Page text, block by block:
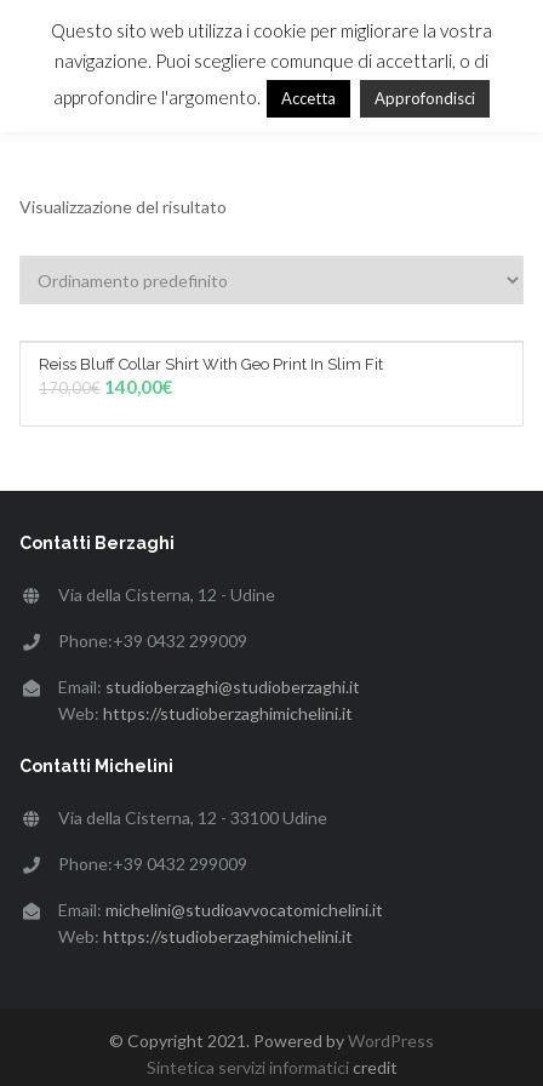
MENU
Visualizzazione del risultato
Sale! AGGIUNGI AL CARRELLO
Reiss Bluff Collar Shirt With Geo Print In Slim Fit
170,00€ 140,00€
Contatti Berzaghi
Via della Cisterna, 12 - Udine
Phone:+39 0432 299009
Email: studioberzaghi@studioberzaghi.it
Web: https://studioberzaghimichelini.it
Contatti Michelini
Via della Cisterna, 12 - 33100 Udine
Phone:+39 0432 299009
Email: michelini@studioavvocatomichelini.it
Web: https://studioberzaghimichelini.it
© Copyright 2021. Powered byWordPress
Sintetica servizi informaticicredit
Questo sito web utilizza i cookie per migliorare la vostra
navigazione. Puoi scegliere comunque di accettarli, o di
approfondire l'argomento.
Accetta Approfondisci